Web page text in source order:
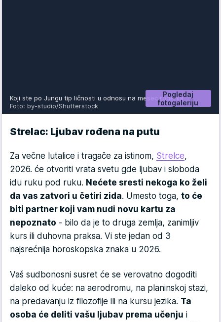
Pogledaj
fotogaleriju
Koji ste po Jungu tip ličnosti u odnosu na mesec rođenja
Foto: by-studio/Shutterstock
Strelac: Ljubav rođena na putu
Za večne lutalice i tragače za istinom, Strelce,
2026. će otvoriti vrata svetu gde ljubav i sloboda
idu ruku pod ruku. Nećete sresti nekoga ko želi
da vas zatvori u četiri zida. Umesto toga, to će
biti partner koji vam nudi novu kartu za
nepoznato - bilo da je to druga zemlja, zanimljiv
kurs ili duhovna praksa. Vi ste jedan od 3
najsrećnija horoskopska znaka u 2026.
Vaš sudbonosni susret će se verovatno dogoditi
daleko od kuće: na aerodromu, na planinskoj stazi,
na predavanju iz filozofije ili na kursu jezika. Ta
osoba će deliti vašu ljubav prema učenju i